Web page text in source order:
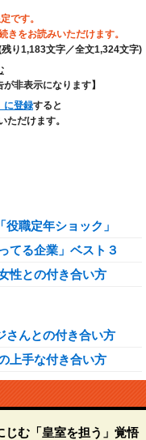
です。
きをお読みいただけます。
残り1,183文字／全文1,324文字)
非表示になります】
に登録すると
ただけます。
職定年ショック」
てる企業」ベスト３
性との付き合い方
さんとの付き合い方
上手な付き合い方
じむ「皇室を担う」覚悟